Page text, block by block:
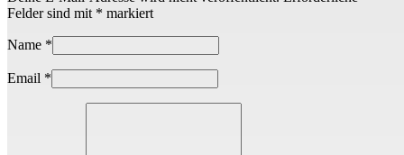
Felder sind mit * markiert
Name *
Email *